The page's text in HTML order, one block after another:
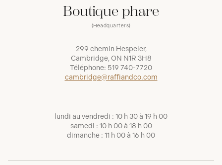
Boutique phare
(Headquarters)
299 chemin Hespeler,
Cambridge, ON N1R 3H8
Téléphone: 519 740-7720
cambridge@raffiandco.com
lundi au vendredi : 10 h 30 à 19 h 00
samedi : 10 h 00 à 18 h 00
dimanche : 11 h 00 à 16 h 00